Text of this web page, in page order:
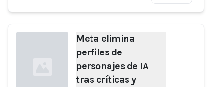
Meta elimina
perfiles de
personajes de IA
tras críticas y